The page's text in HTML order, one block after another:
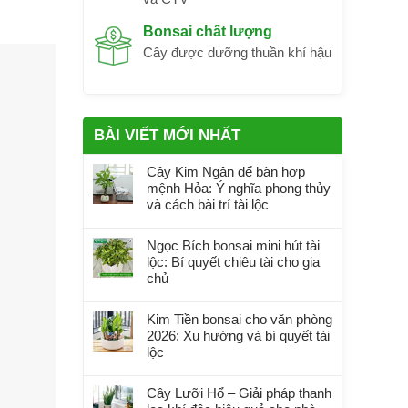
Bonsai chất lượng
Cây được dưỡng thuần khí hậu
BÀI VIẾT MỚI NHẤT
Cây Kim Ngân để bàn hợp
mệnh Hỏa: Ý nghĩa phong thủy
và cách bài trí tài lộc
Ngọc Bích bonsai mini hút tài
lộc: Bí quyết chiêu tài cho gia
chủ
Kim Tiền bonsai cho văn phòng
2026: Xu hướng và bí quyết tài
lộc
Cây Lưỡi Hổ – Giải pháp thanh